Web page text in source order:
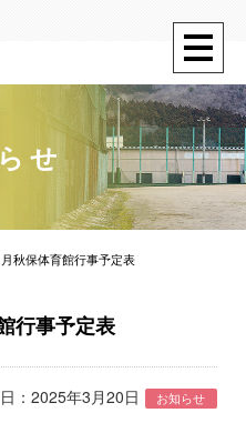
せ
秋保体育館行事予定表
行事予定表
：2025年3月20日 お知らせ